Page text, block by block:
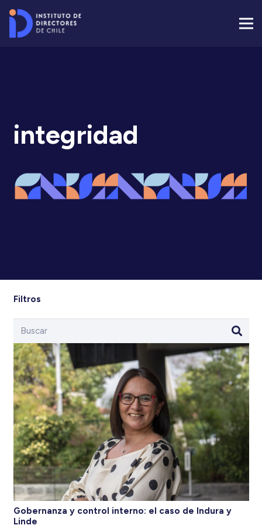
integridad
Filtros
Gobernanza y control interno: el caso de Indura y
Linde